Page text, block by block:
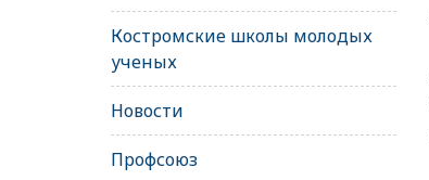
Костромские школы молодых
ученых
Новости
Профсоюз